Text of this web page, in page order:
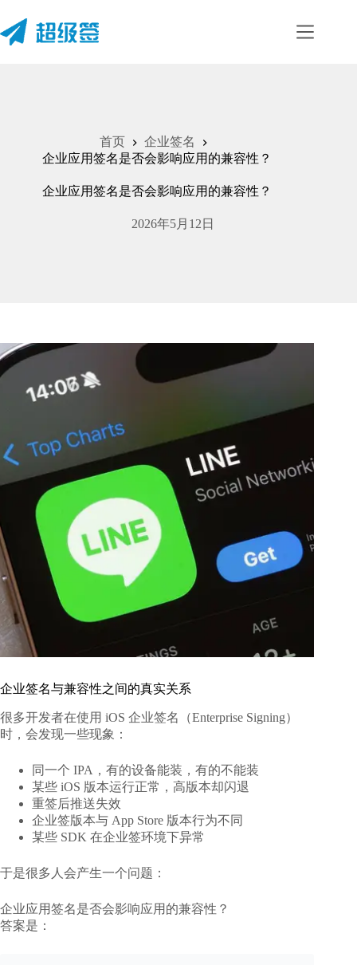
首页
企业签名
企业应用签名是否会影响应用的兼容性？
企业应用签名是否会影响应用的兼容性？
2026年5月12日
企业签名与兼容性之间的真实关系
很多开发者在使用 iOS 企业签名（Enterprise Signing）
时，会发现一些现象：
同一个 IPA，有的设备能装，有的不能装
某些 iOS 版本运行正常，高版本却闪退
重签后推送失效
企业签版本与 App Store 版本行为不同
某些 SDK 在企业签环境下异常
于是很多人会产生一个问题：
企业应用签名是否会影响应用的兼容性？
答案是：